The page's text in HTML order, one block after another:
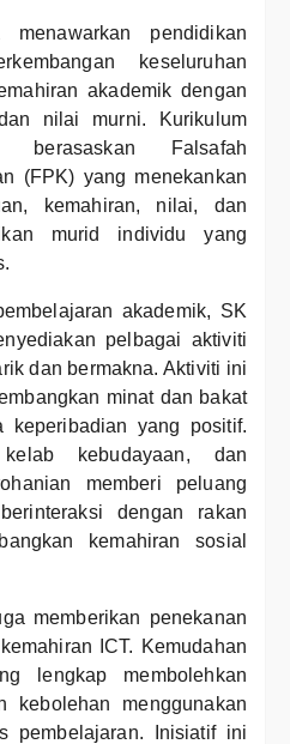
pendidikan
keseluruhan
akademik dengan
nilai murni. Kurikulum
berasaskan Falsafah
(FPK) yang menekankan
kemahiran, nilai, dan
murid individu yang
akademik, SK
pelbagai aktiviti
dan bermakna. Aktiviti ini
minat dan bakat
keperibadian yang positif.
kebudayaan, dan
memberi peluang
dengan rakan
kemahiran sosial
memberikan penekanan
ICT. Kemudahan
lengkap membolehkan
kebolehan menggunakan
pembelajaran. Inisiatif ini